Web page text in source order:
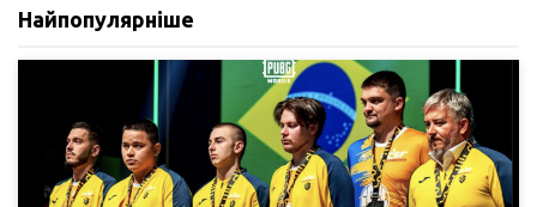
Найпопулярніше